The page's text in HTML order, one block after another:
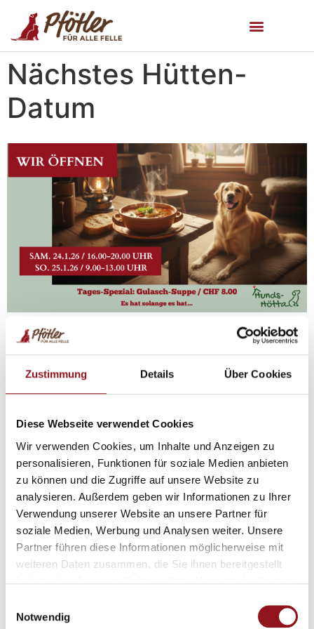
Zustimmung Details Über Cookies
Diese Webseite verwendet Cookies
Wir verwenden Cookies, um Inhalte und Anzeigen zu
personalisieren, Funktionen für soziale Medien anbieten
zu können und die Zugriffe auf unsere Website zu
analysieren. Außerdem geben wir Informationen zu Ihrer
Verwendung unserer Website an unsere Partner für
soziale Medien, Werbung und Analysen weiter. Unsere
Partner führen diese Informationen möglicherweise mit
weiteren Daten zusammen, die Sie ihnen bereitgestellt
Notwendig
Nächstes Hütten-
Datum
Wir freuen uns riesig, euch mitteilen zu können, dass unsere
Hunds-Hötta ihre sporadischen Öffnungszeiten startet. Packt
die gute Laune ein und kommt vorbei!
Wann?
Samstag, 24. Januar 2026von 16.00-20.00 Uhr
Sonntag, 25. Januar 2026 von 9.00-13.00 Uhr
Was gibt’s zu essen?Bianca verzaubert uns dieses Mal mit
ihrer legendären,hausgemachten Gulaschsuppe. Und
natürlich haben wir auch an unsereVegi-Freunde gedacht:
Für euch gibt es eine feine kulinarische Überraschung!
Preis pro Suppe:CHF 8.00
Wichtiger Hinweis:
Da es draussen noch immer recht kalt ist,